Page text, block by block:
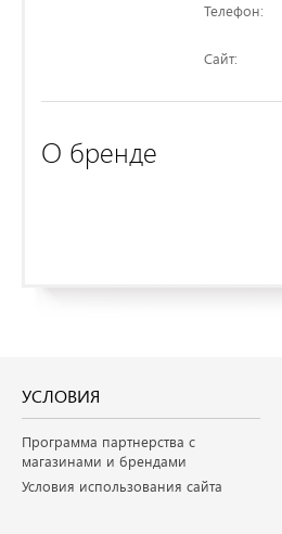
Телефон:
Сайт:
О бренде
УСЛОВИЯ
Программа партнерства с
магазинами и брендами
Условия использования сайта